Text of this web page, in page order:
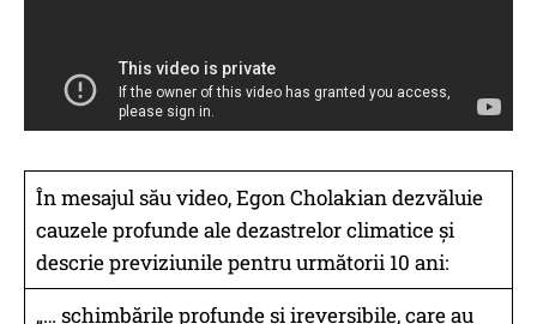
În mesajul său video, Egon Cholakian dezvăluie
cauzele profunde ale dezastrelor climatice și
descrie previziunile pentru următorii 10 ani:
„… schimbările profunde și ireversibile, care au